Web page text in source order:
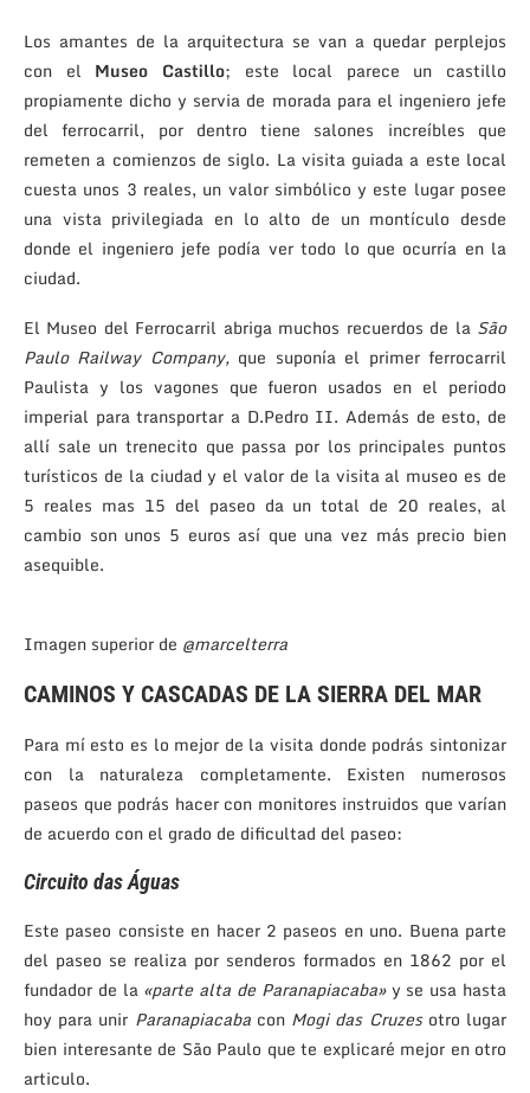
Los amantes de la arquitectura se van a quedar perplejos
con el Museo Castillo; este local parece un castillo
propiamente dicho y servia de morada para el ingeniero jefe
del ferrocarril, por dentro tiene salones increíbles que
remeten a comienzos de siglo. La visita guiada a este local
cuesta unos 3 reales, un valor simbólico y este lugar posee
una vista privilegiada en lo alto de un montículo desde
donde el ingeniero jefe podía ver todo lo que ocurría en la
ciudad.
El Museo del Ferrocarril abriga muchos recuerdos de laSão
Paulo Railway Company, que suponía el primer ferrocarril
Paulista y los vagones que fueron usados en el periodo
imperial para transportar a D.Pedro II. Además de esto, de
allí sale un trenecito que passa por los principales puntos
turísticos de la ciudad y el valor de la visita al museo es de
5 reales mas 15 del paseo da un total de 20 reales, al
cambio son unos 5 euros así que una vez más precio bien
asequible.
Imagen superior de @marcelterra
CAMINOS Y CASCADAS DE LA SIERRA DEL MAR
Para mí esto es lo mejor de la visita donde podrás sintonizar
con la naturaleza completamente. Existen numerosos
paseos que podrás hacer con monitores instruidos que varían
de acuerdo con el grado de dificultad del paseo:
Circuito das Águas
Este paseo consiste en hacer 2 paseos en uno. Buena parte
del paseo se realiza por senderos formados en 1862 por el
fundador de la«parte alta de Paranapiacaba»y se usa hasta
hoy para unir Paranapiacabacon Mogi das Cruzesotro lugar
bien interesante de São Paulo que te explicaré mejor en otro
articulo.